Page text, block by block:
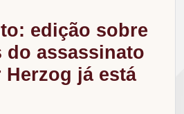
edição sobre
do assassinato
Herzog já está